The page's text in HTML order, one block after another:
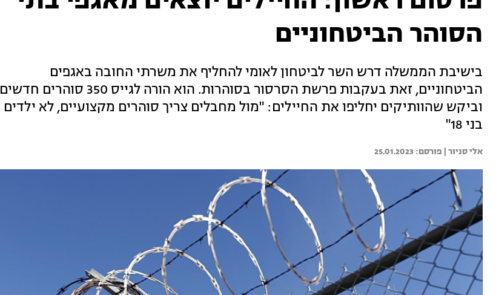
הסוהר הביטחוניים
בישיבת הממשלה דרש השר לביטחון לאומי להחליף את משרתי החובה באגפים
הביטחוניים, זאת בעקבות פרשת הסרסור בסוהרות. הוא הורה לגייס 350 סוהרים חדשים
וביקש שהוותיקים יחליפו את החיילים: "מול מחבלים צריך סוהרים מקצועיים, לא ילדים
בני 18"
אלי סניור | 25.01.2023